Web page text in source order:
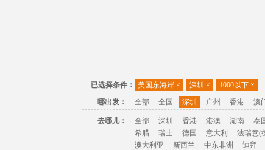
已选择条件： 美国东海岸 × 深圳 × 1000以下 ×
哪出发：
全部 全国 深圳 广州 香港 澳
去哪儿： 全部 深圳 香港 港澳 湖南 泰
希腊
瑞士 德国 意大利 法瑞意(
澳大利亚
新西兰 中东非洲 迪拜